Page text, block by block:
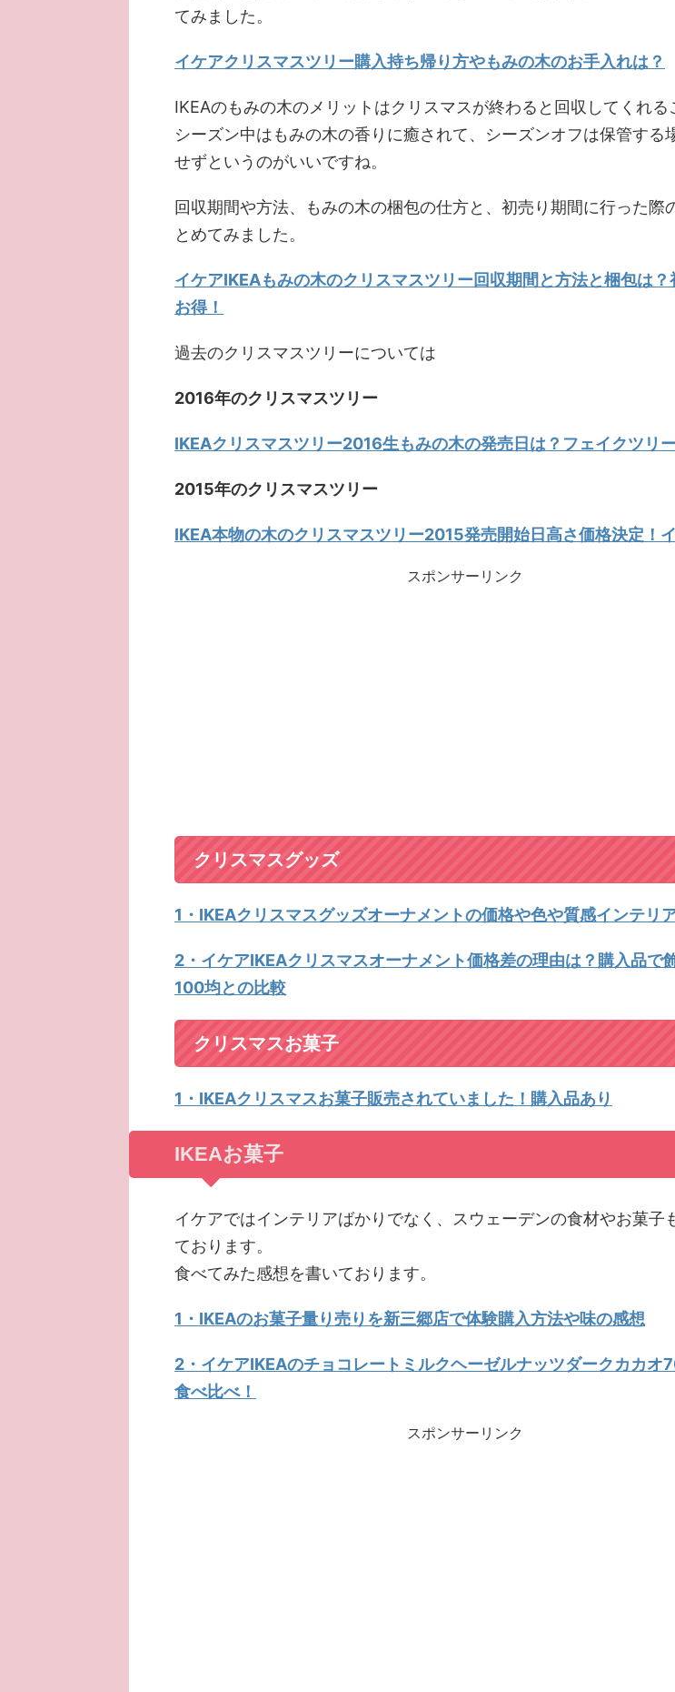
てみました。
イケアクリスマスツリー購入持ち帰り方やもみの木のお手入れは？
IKEAのもみの木のメリットはクリスマスが終わると回収してくれる
シーズン中はもみの木の香りに癒されて、シーズンオフは保管する
せずというのがいいですね。
回収期間や方法、もみの木の梱包の仕方と、初売り期間に行った際
とめてみました。
イケアIKEAもみの木のクリスマスツリー回収期間と方法と梱包は？
お得！
過去のクリスマスツリーについては
2016年のクリスマスツリー
IKEAクリスマスツリー2016生もみの木の発売日は？フェイクツリ
2015年のクリスマスツリー
IKEA本物の木のクリスマスツリー2015発売開始日高さ価格決定！
スポンサーリンク
クリスマスグッズ
1・IKEAクリスマスグッズオーナメントの価格や色や質感インテリ
2・イケアIKEAクリスマスオーナメント価格差の理由は？購入品で
100均との比較
クリスマスお菓子
1・IKEAクリスマスお菓子販売されていました！購入品あり
IKEAお菓子
イケアではインテリアばかりでなく、スウェーデンの食材やお菓子
ております。
食べてみた感想を書いております。
1・IKEAのお菓子量り売りを新三郷店で体験購入方法や味の感想
2・イケアIKEAのチョコレートミルクヘーゼルナッツダークカカオ
食べ比べ！
スポンサーリンク